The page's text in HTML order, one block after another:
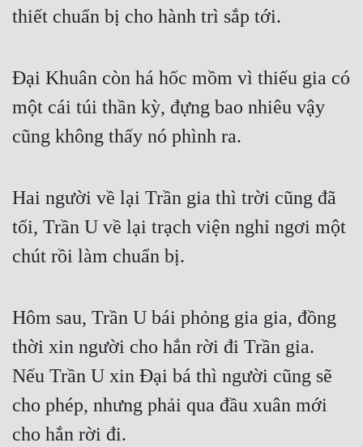
thiết chuẩn bị cho hành trì sắp tới.
Đại Khuân còn há hốc mồm vì thiếu gia có
một cái túi thần kỳ, đựng bao nhiêu vậy
cũng không thấy nó phình ra.
Hai người về lại Trần gia thì trời cũng đã
tối, Trần U về lại trạch viện nghỉ ngơi một
chút rồi làm chuẩn bị.
Hôm sau, Trần U bái phỏng gia gia, đồng
thời xin người cho hắn rời đi Trần gia.
Nếu Trần U xin Đại bá thì người cũng sẽ
cho phép, nhưng phải qua đầu xuân mới
cho hắn rời đi.